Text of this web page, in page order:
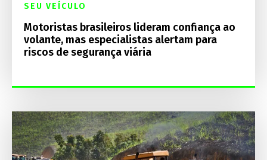
SEU VEÍCULO
Motoristas brasileiros lideram confiança ao
volante, mas especialistas alertam para
riscos de segurança viária